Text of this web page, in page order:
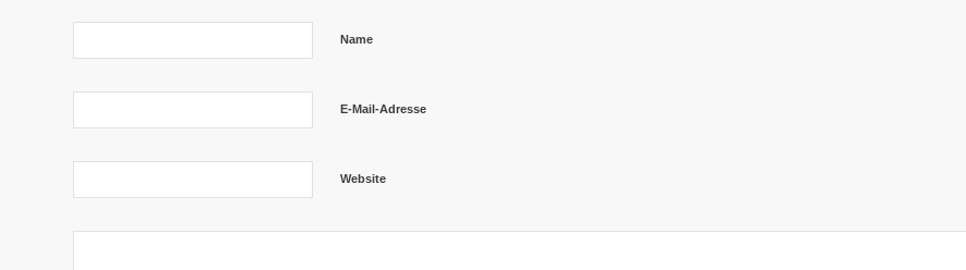
Name
E-Mail-Adresse
Website